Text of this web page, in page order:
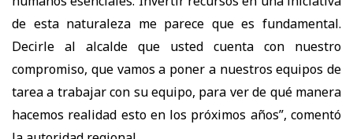
de esta naturaleza me parece que es fundamental.
Decirle al alcalde que usted cuenta con nuestro
compromiso, que vamos a poner a nuestros equipos de
tarea a trabajar con su equipo, para ver de qué manera
hacemos realidad esto en los próximos años”, comentó